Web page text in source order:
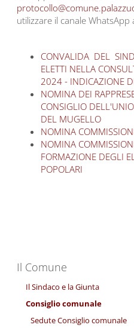
utilizzare il canale
CONVALIDA DEL
ELETTI NELLA
2024 - INDICAZIONE
NOMINA DEI
CONSIGLIO
DEL MUGELLO
NOMINA
NOMINA
FORMAZIONE DEGLI
POPOLARI
Il Comune
Il Sindaco e la Giunta
Consiglio comunale
Sedute Consiglio comunale